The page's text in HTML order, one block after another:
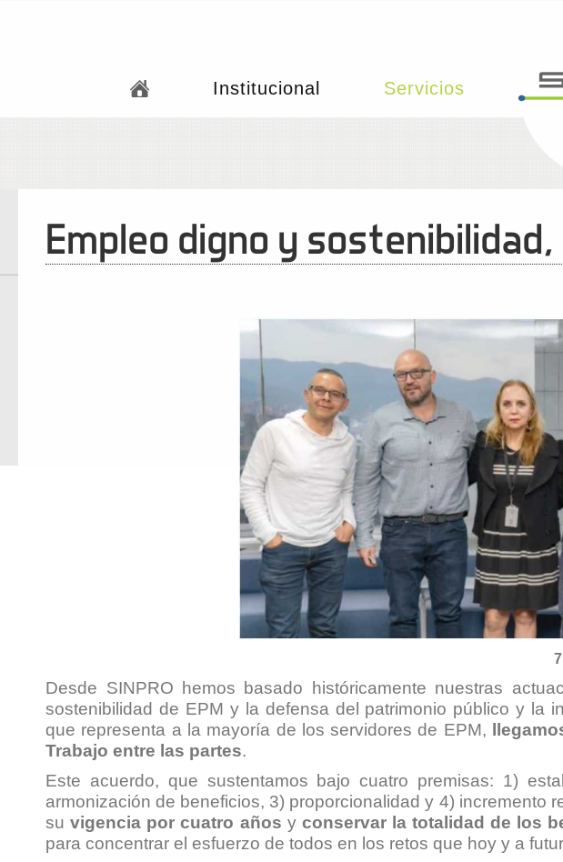
Institucional Servicios
Empleo digno y
Desde SINPRO hemos basado históricamente nuestras
sostenibilidad de EPM y la defensa del patrimonio público y la
que representa a la mayoría de los servidores de EPM,
Trabajo entre las partes.
Este acuerdo, que sustentamos bajo cuatro premisas: 1)
armonización de beneficios, 3) proporcionalidad y 4) incremento
suvigencia por cuatro años y conservar la totalidad de los
para concentrar el esfuerzo de todos en los retos que hoy y a